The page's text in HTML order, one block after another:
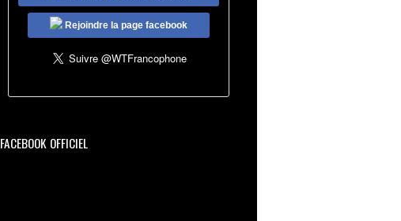
Rejoindre la page facebook
FACEBOOK OFFICIEL